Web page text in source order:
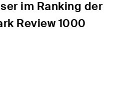
im Ranking der
Review 1000